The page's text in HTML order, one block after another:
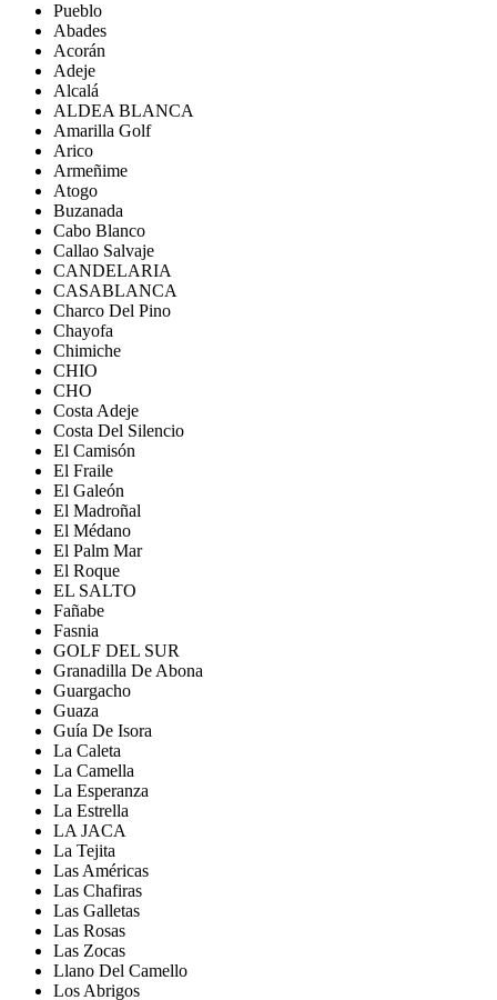
Pueblo
Abades
Acorán
Adeje
Alcalá
ALDEA BLANCA
Amarilla Golf
Arico
Armeñime
Atogo
Buzanada
Cabo Blanco
Callao Salvaje
CANDELARIA
CASABLANCA
Charco Del Pino
Chayofa
Chimiche
CHIO
CHO
Costa Adeje
Costa Del Silencio
El Camisón
El Fraile
El Galeón
El Madroñal
El Médano
El Palm Mar
El Roque
EL SALTO
Fañabe
Fasnia
GOLF DEL SUR
Granadilla De Abona
Guargacho
Guaza
Guía De Isora
La Caleta
La Camella
La Esperanza
La Estrella
LA JACA
La Tejita
Las Américas
Las Chafiras
Las Galletas
Las Rosas
Las Zocas
Llano Del Camello
Los Abrigos